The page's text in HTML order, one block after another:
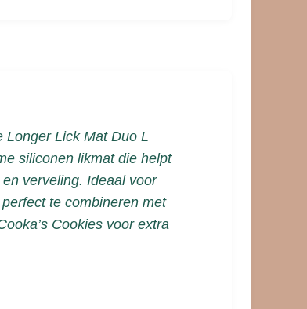
Longer Lick Mat Duo L
siliconen likmat die helpt
verveling. Ideaal voor
te combineren met
Cookies voor extra